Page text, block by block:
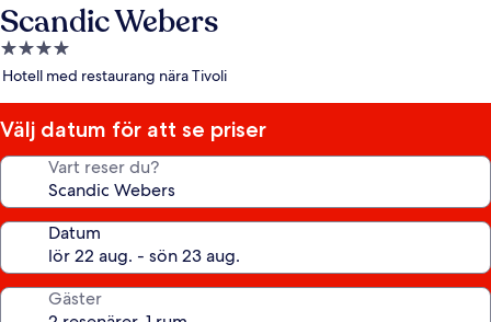
Scandic Webers
4.0-
stjärnigt
Hotell med restaurang nära Tivoli
Välj datum för att se priser
Vart reser du?
Datum
Gäster